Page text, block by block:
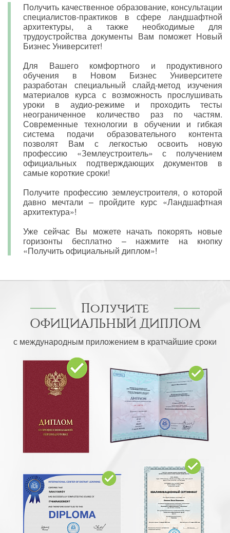
Получить качественное образование, консультации
специалистов-практиков в сфере ландшафтной
архитектуры, а также необходимые для
трудоустройства документы Вам поможет Новый
Бизнес Университет!
Для Вашего комфортного и продуктивного
обучения в Новом Бизнес Университете
разработан специальный слайд-метод изучения
материалов курса с возможность прослушивать
уроки в аудио-режиме и проходить тесты
неограниченное количество раз по частям.
Современные технологии в обучении и гибкая
система подачи образовательного контента
позволят Вам с легкостью освоить новую
профессию «Землеустроитель» с получением
официальных подтверждающих документов в
самые короткие сроки!
Получите профессию землеустроителя, о которой
давно мечтали – пройдите курс «Ландшафтная
архитектура»!
Уже сейчас Вы можете начать покорять новые
горизонты бесплатно – нажмите на кнопку
«Получить официальный диплом»!
Получите
ОФИЦИАЛЬНЫЙ ДИПЛОМ
с международным приложением в кратчайшие сроки